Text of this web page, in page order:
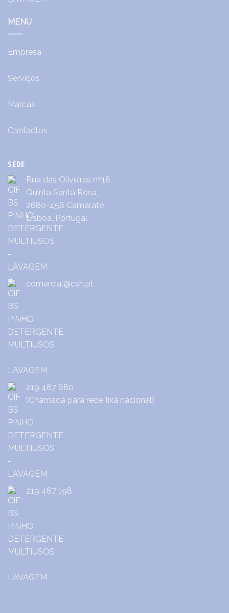
MENU
Empresa
Serviços
Marcas
Contactos
SEDE
Rua das Oliveiras nº18,
Quinta Santa Rosa,
2680-458 Camarate
Lisboa, Portugal
comercial@csh.pt
219 487 680
(Chamada para rede fixa nacional)
219 487 198